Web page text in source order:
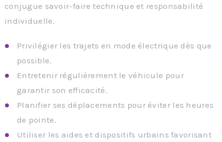
conjugue savoir-faire technique et responsabilité
individuelle.
Privilégier les trajets en mode électrique dès que
possible.
Entretenir régulièrement le véhicule pour
garantir son efficacité.
Planifier ses déplacements pour éviter les heures
de pointe.
Utiliser les aides et dispositifs urbains favorisant